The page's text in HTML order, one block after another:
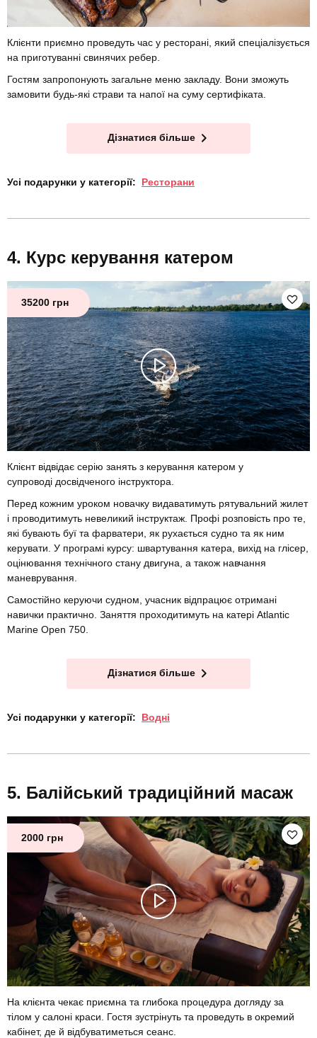
Клієнти приємно проведуть час у ресторані, який спеціалізується
на приготуванні свинячих ребер.
Гостям запропонують загальне меню закладу. Вони зможуть
замовити будь-які страви та напої на суму сертифіката.
Дізнатися більше
Усі подарунки у категорії: Ресторани
Курс керування катером
35200 грн
Клієнт відвідає серію занять з керування катером у
супроводі досвідченого інструктора.
Перед кожним уроком новачку видаватимуть рятувальний жилет
і проводитимуть невеликий інструктаж. Профі розповість про те,
які бувають буї та фарватери, як рухається судно та як ним
керувати. У програмі курсу: швартування катера, вихід на глісер,
оцінювання технічного стану двигуна, а також навчання
маневрування.
Самостійно керуючи судном, учасник відпрацює отримані
навички практично. Заняття проходитимуть на катері Atlantic
Marine Open 750.
Дізнатися більше
Усі подарунки у категорії: Водні
Балійський традиційний масаж
2000 грн
На клієнта чекає приємна та глибока процедура догляду за
тілом у салоні краси. Гостя зустрінуть та проведуть в окремий
кабінет, де й відбуватиметься сеанс.